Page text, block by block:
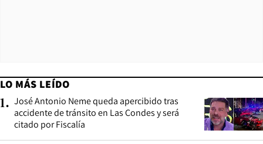
LO MÁS LEÍDO
1. José Antonio Neme queda apercibido tras
accidente de tránsito en Las Condes y será
citado por Fiscalía